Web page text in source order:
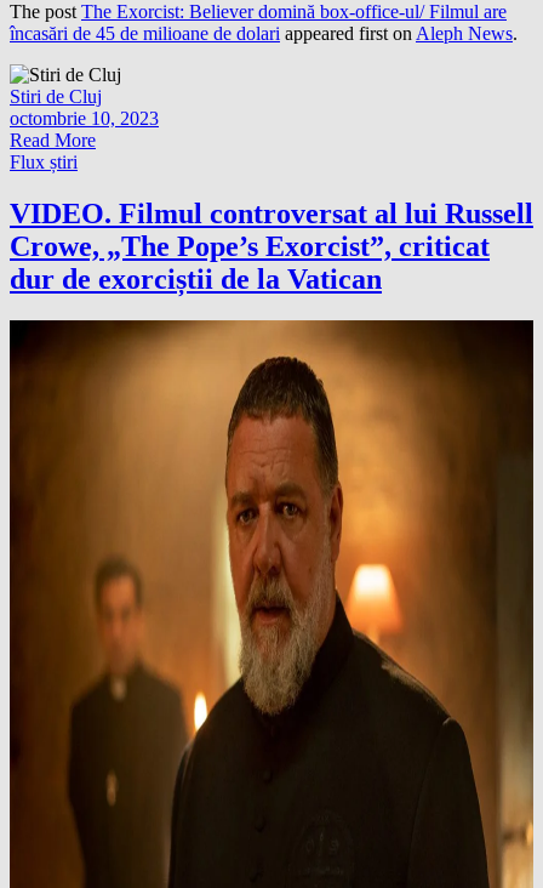
The postThe Exorcist: Believer domină box-office-ul/ Filmul are
încasări de 45 de milioane de dolari appeared first onAleph News.
Stiri de Cluj
octombrie 10, 2023
Read More
Flux știri
VIDEO. Filmul controversat al lui Russell
Crowe, „The Pope’s Exorcist”, criticat
dur de exorciștii de la Vatican